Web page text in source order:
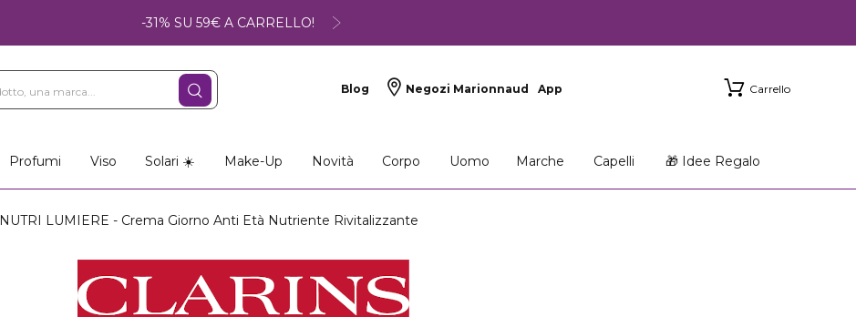
-31% SU 59€ A CARRELLO!
Blog Negozi Marionnaud App Carrello
Profumi Viso Solari ☀️ Make-Up Novità Corpo Uomo Marche Capelli 🎁 Idee Regalo
NUTRI LUMIERE - Crema Giorno Anti Età Nutriente Rivitalizzante